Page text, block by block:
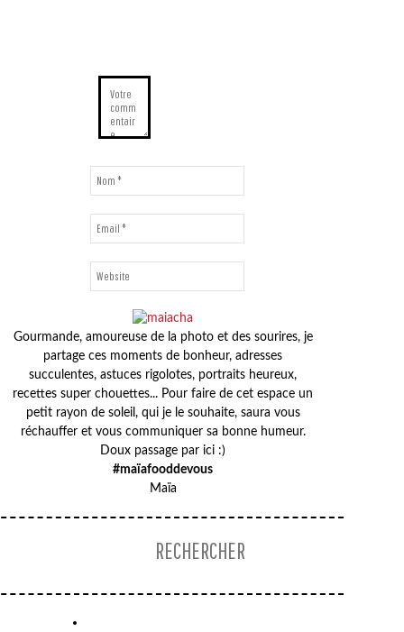
Gourmande, amoureuse de la photo et des sourires, je
partage ces moments de bonheur, adresses
succulentes, astuces rigolotes, portraits heureux,
recettes super chouettes... Pour faire de cet espace un
petit rayon de soleil, qui je le souhaite, saura vous
réchauffer et vous communiquer sa bonne humeur.
Doux passage par ici :)
#maïafooddevous
Maïa